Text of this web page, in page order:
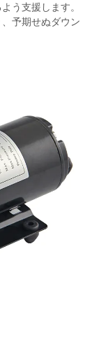
う支援します。
予期せぬダウン